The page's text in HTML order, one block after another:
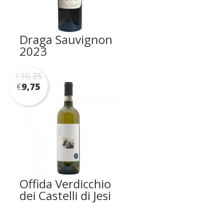
Draga Sauvignon
2023
Offida Verdicchio
dei Castelli di Jesi
€10,25
€9,75